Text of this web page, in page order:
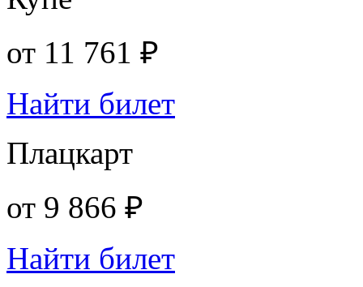
от 11 761 ₽
Найти билет
Плацкарт
от 9 866 ₽
Найти билет